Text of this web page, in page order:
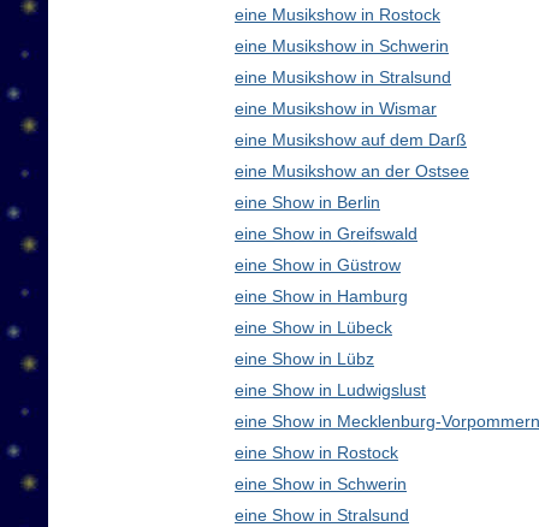
eine Musikshow in Rostock
eine Musikshow in Schwerin
eine Musikshow in Stralsund
eine Musikshow in Wismar
eine Musikshow auf dem Darß
eine Musikshow an der Ostsee
eine Show in Berlin
eine Show in Greifswald
eine Show in Güstrow
eine Show in Hamburg
eine Show in Lübeck
eine Show in Lübz
eine Show in Ludwigslust
eine Show in Mecklenburg-
eine Show in Rostock
eine Show in Schwerin
eine Show in Stralsund